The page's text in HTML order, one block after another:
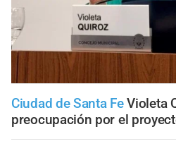
Ciudad de Santa Fe Violeta
preocupación por el